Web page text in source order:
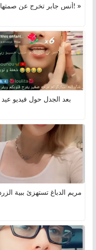
أنس جابر تخرج عن صمتها وترد بقوة على منتقديها: « كفاكم تشويهًا! »
بعد الجدل حول فيديو
مريم الدباغ تستهزئ ببية